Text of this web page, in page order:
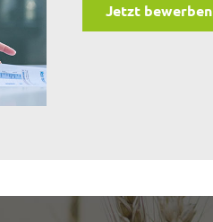
Jetzt bewerben